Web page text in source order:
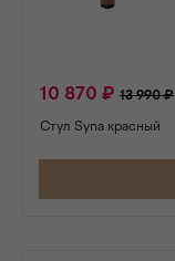
10 870 ₽ 13 990 ₽
Стул Syna красный